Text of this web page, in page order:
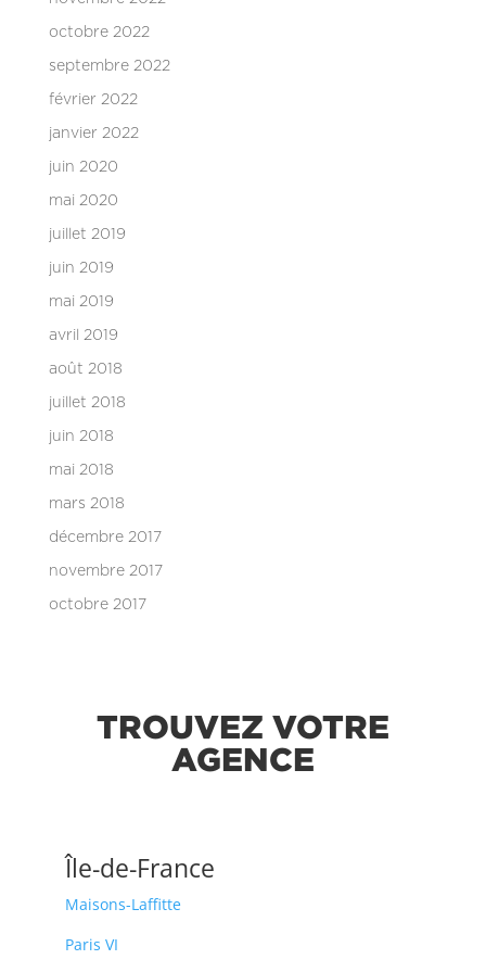
octobre 2022
septembre 2022
février 2022
janvier 2022
juin 2020
mai 2020
juillet 2019
juin 2019
mai 2019
avril 2019
août 2018
juillet 2018
juin 2018
mai 2018
mars 2018
décembre 2017
novembre 2017
octobre 2017
TROUVEZ VOTRE
AGENCE
Île-de-France
Maisons-Laffitte
Paris VI